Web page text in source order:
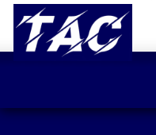
Panneau de gestion des